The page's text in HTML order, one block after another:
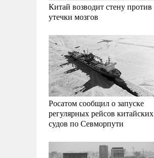
Китай возводит стену против
утечки мозгов
Росатом сообщил о запуске
регулярных рейсов китайских
судов по Севморпути